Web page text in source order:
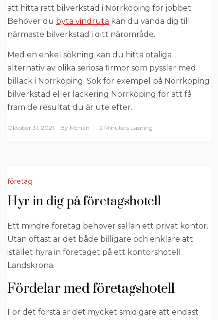
att hitta rätt bilverkstad i Norrköping för jobbet.
Behöver du byta vindruta kan du vända dig till
närmaste bilverkstad i ditt närområde.
Med en enkel sökning kan du hitta otaliga
alternativ av olika seriösa firmor som pysslar med
billack i Norrköping. Sök för exempel på Norrköping
bilverkstad eller lackering Norrköping för att få
fram de resultat du är ute efter.…
Oktober 31, 2021 By Mohan 2 Minuters Läsning
företag
Hyr in dig på företagshotell
Ett mindre företag behöver sällan ett privat kontor.
Utan oftast är det både billigare och enklare att
istället hyra in företaget på ett kontorshotell
Landskrona.
Fördelar med företagshotell
För det första är det mycket smidigare att endast